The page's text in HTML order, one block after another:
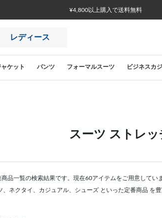
¥4,800以上購入で送料無料
レディース
ャケット パンツ フォーマルスーツ ビジネスカ
スーツ ストレ
商品一覧の検索結果です。現在60アイテムをご用意して
、ネクタイ、カジュアル、シューズ といった定番商品 を豊